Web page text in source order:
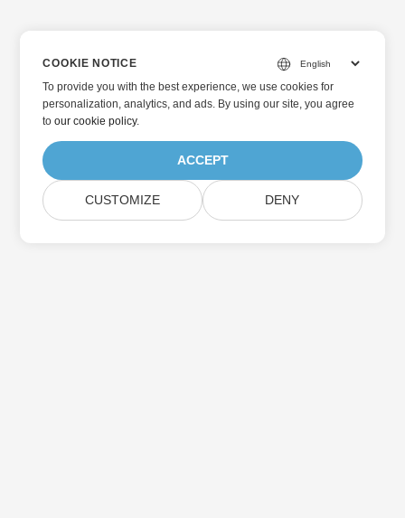
COOKIE NOTICE
To provide you with the best experience, we use cookies for
personalization, analytics, and ads. By using our site, you agree
toour cookie policy.
ACCEPT
CUSTOMIZE DENY